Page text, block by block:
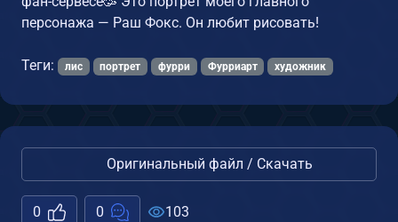
персонажа — Раш Фокс. Он любит рисовать!
Теги: лис портрет фурри Фурриарт художник
Оригинальный файл / Скачать
0 0 103